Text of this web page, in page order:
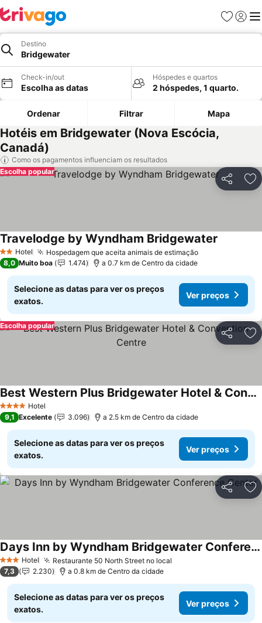
Favoritos
Iniciar
Destino
Bridgewater
Check-in/out
Escolha as datas
Hóspedes e quartos
2 hóspedes, 1 quarto.
Ordenar Filtrar Mapa
Hotéis em Bridgewater (Nova Escócia,
Canadá)
Como os pagamentos influenciam os resultados
Partilhar
Escolha popular
2 Estrelas
Hotel Hospedagem que aceita animais de estimação
Travelodge by Wyndham Bridgewater
8,0 Muito boa 1.474 a 0.7 km de Centro da cidade
Selecione as datas para ver os preços
exatos.
Ver preços
Partilhar
Escolha popular
4 EstrelasHotel
Best Western Plus Bridgewater Hotel & Convention Centre
9,1 Excelente 3.096 a 2.5 km de Centro da cidade
Selecione as datas para ver os preços
exatos.
Ver preços
Partilhar
3 EstrelasHotel Restaurante 50 North Street no local
Days Inn by Wyndham Bridgewater Conference Center
7,3 2.230 a 0.8 km de Centro da cidade
Selecione as datas para ver os preços
exatos.
Ver preços